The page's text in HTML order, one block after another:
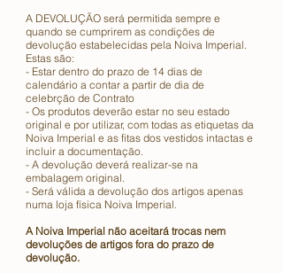
A DEVOLUÇÃO será permitida sempre e
quando se cumprirem as condições de
devolução estabelecidas pela Noiva Imperial.
Estas são:
- Estar dentro do prazo de 14 dias de
calendário a contar a partir de dia de
celebrção de Contrato
- Os produtos deverão estar no seu estado
original e por utilizar, com todas as etiquetas da
Noiva Imperial e as fitas dos vestidos intactas e
incluir a documentação.
- A devolução deverá realizar-se na
embalagem original.
- Será válida a devolução dos artigos apenas
numa loja física Noiva Imperial.
A Noiva Imperial não aceitará trocas nem
devoluções de artigos fora do prazo de
devolução.